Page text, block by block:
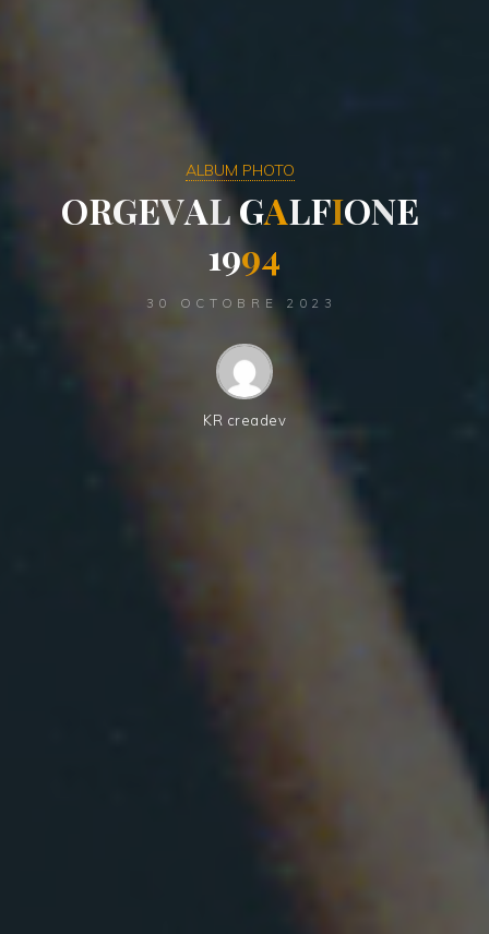
ALBUM PHOTO
ORGEVALGALFIONE
1994
30 OCTOBRE 2023
KR creadev